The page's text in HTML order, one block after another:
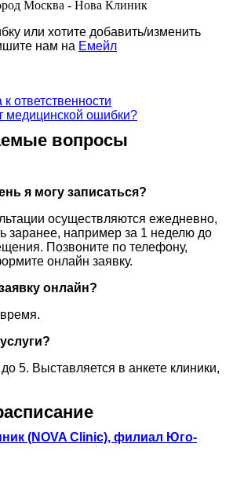
Москва - Нова Клиник
или хотите добавить/изменить
нам на Емейл
ответственности
медицинской ошибки?
вопросы
я могу записаться?
осуществляются ежедневно,
заранее, например за 1 неделю до
Позвоните по телефону,
онлайн заявку.
онлайн?
5. Выставляется в анкете клиники,
(NOVA Clinic), филиал Юго-